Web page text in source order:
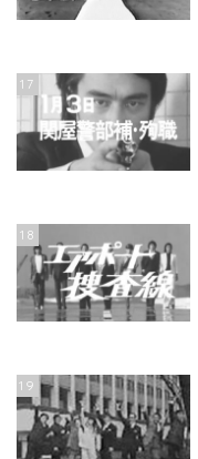
17
18
19